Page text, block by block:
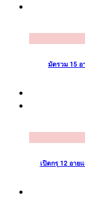
มัดรวม 15 อ
เปิดกรุ 12 อาย